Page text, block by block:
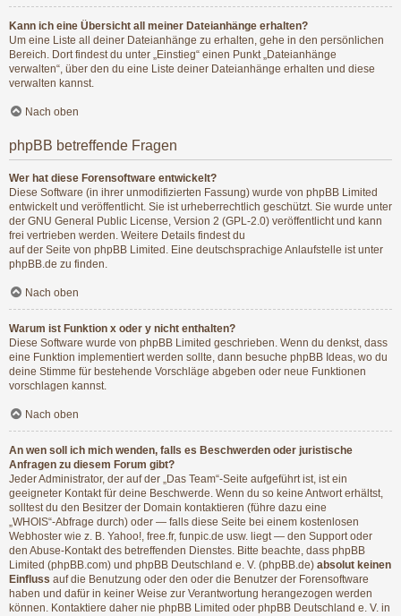
Kann ich eine Übersicht all meiner Dateianhänge erhalten?
Um eine Liste all deiner Dateianhänge zu erhalten, gehe in den persönlichen
Bereich. Dort findest du unter „Einstieg“ einen Punkt „Dateianhänge
verwalten“, über den du eine Liste deiner Dateianhänge erhalten und diese
verwalten kannst.
Nach oben
phpBB betreffende Fragen
Wer hat diese Forensoftware entwickelt?
Diese Software (in ihrer unmodifizierten Fassung) wurde von phpBB Limited
entwickelt und veröffentlicht. Sie ist urheberrechtlich geschützt. Sie wurde unter
der GNU General Public License, Version 2 (GPL-2.0) veröffentlicht und kann
frei vertrieben werden. Weitere Details findest du
auf der Seite von phpBB Limited . Eine deutschsprachige Anlaufstelle ist unter
phpBB.de zu finden.
Nach oben
Warum ist Funktion x oder y nicht enthalten?
Diese Software wurde von phpBB Limited geschrieben. Wenn du denkst, dass
eine Funktion implementiert werden sollte, dann besuche phpBB Ideas , wo du
deine Stimme für bestehende Vorschläge abgeben oder neue Funktionen
vorschlagen kannst.
Nach oben
An wen soll ich mich wenden, falls es Beschwerden oder juristische
Anfragen zu diesem Forum gibt?
Jeder Administrator, der auf der „Das Team“-Seite aufgeführt ist, ist ein
geeigneter Kontakt für deine Beschwerde. Wenn du so keine Antwort erhältst,
solltest du den Besitzer der Domain kontaktieren (führe dazu eine
„WHOIS“-Abfrage durch) oder — falls diese Seite bei einem kostenlosen
Webhoster wie z. B. Yahoo!, free.fr, funpic.de usw. liegt — den Support oder
den Abuse-Kontakt des betreffenden Dienstes. Bitte beachte, dass phpBB
Limited (phpBB.com) und phpBB Deutschland e. V. (phpBB.de) absolut keinen
Einfluss auf die Benutzung oder den oder die Benutzer der Forensoftware
haben und dafür in keiner Weise zur Verantwortung herangezogen werden
können. Kontaktiere daher nie phpBB Limited oder phpBB Deutschland e. V. in